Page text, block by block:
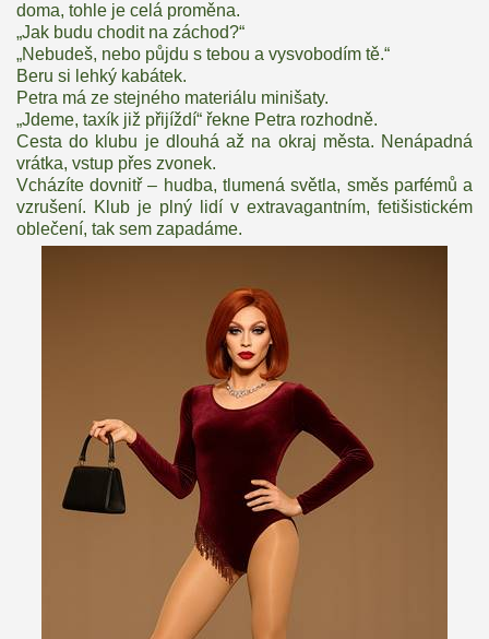
doma, tohle je celá proměna.
„Jak budu chodit na záchod?“
„Nebudeš, nebo půjdu s tebou a vysvobodím tě.“
Beru si lehký kabátek.
Petra má ze stejného materiálu minišaty.
„Jdeme, taxík již přijíždí“ řekne Petra rozhodně.
Cesta do klubu je dlouhá až na okraj města. Nenápadná
vrátka, vstup přes zvonek.
Vcházíte dovnitř – hudba, tlumená světla, směs parfémů a
vzrušení. Klub je plný lidí v extravagantním, fetišistickém
oblečení, tak sem zapadáme.